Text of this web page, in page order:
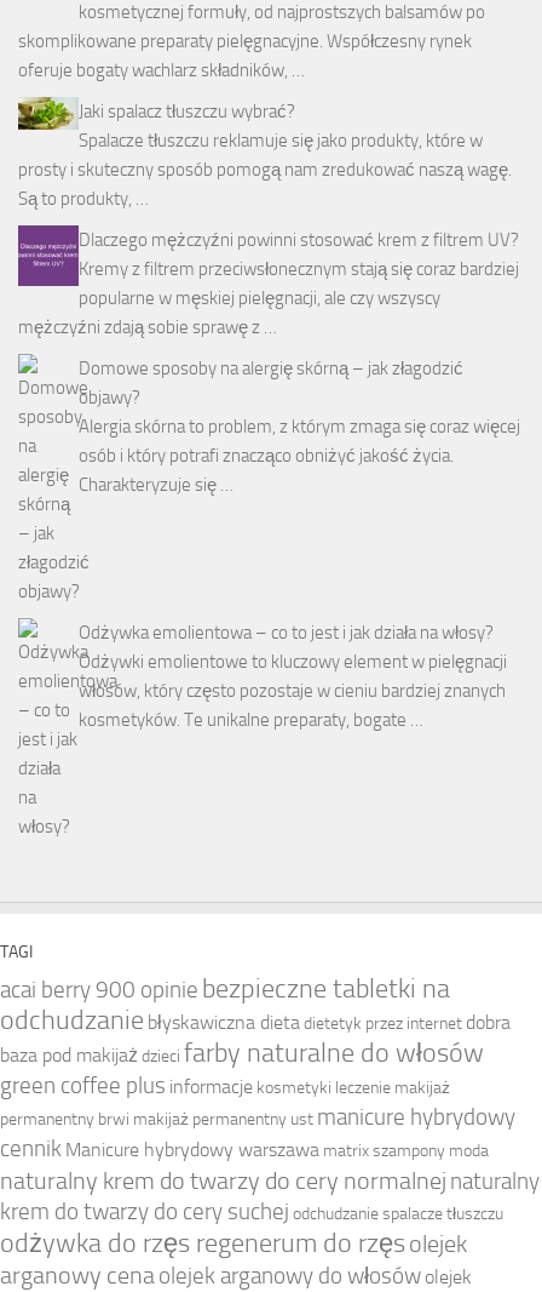
kosmetycznej formuły, od najprostszych balsamów po
skomplikowane preparaty pielęgnacyjne. Współczesny rynek
oferuje bogaty wachlarz składników, …
Jaki spalacz tłuszczu wybrać?
Spalacze tłuszczu reklamuje się jako produkty, które w
prosty i skuteczny sposób pomogą nam zredukować naszą wagę.
Są to produkty, …
Dlaczego mężczyźni powinni stosować krem z filtrem UV?
Kremy z filtrem przeciwsłonecznym stają się coraz bardziej
popularne w męskiej pielęgnacji, ale czy wszyscy
mężczyźni zdają sobie sprawę z …
Domowe sposoby na alergię skórną – jak złagodzić
objawy?
Alergia skórna to problem, z którym zmaga się coraz więcej
osób i który potrafi znacząco obniżyć jakość życia.
Charakteryzuje się …
Odżywka emolientowa – co to jest i jak działa na włosy?
Odżywki emolientowe to kluczowy element w pielęgnacji
włosów, który często pozostaje w cieniu bardziej znanych
kosmetyków. Te unikalne preparaty, bogate …
TAGI
acai berry 900 opinie bezpieczne tabletki na
odchudzanie błyskawiczna dietadietetyk przez internet dobra
baza pod makijażdzieci farby naturalne do włosów
green coffee plus informacje kosmetyki leczenie makijaż
permanentny brwi makijaż permanentny ust manicure hybrydowy
cennik Manicure hybrydowy warszawa matrix szampony moda
naturalny krem do twarzy do cery normalnej naturalny
krem do twarzy do cery suchej odchudzanie spalacze tłuszczu
odżywka do rzęs regenerum do rzęs olejek
arganowy cenaolejek arganowy do włosów olejek